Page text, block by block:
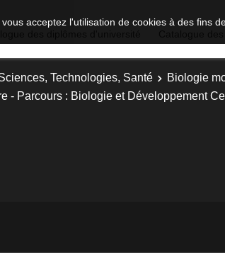
acceptez l'utilisation de cookies à des fins
Technologies, Santé
Biologie
- Parcours : Biologie et Développement